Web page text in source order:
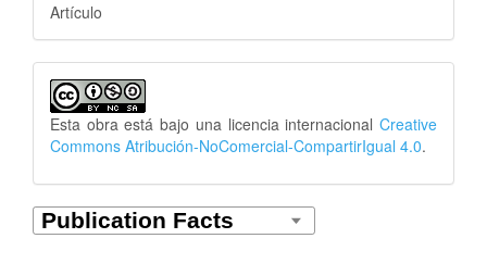
Artículo
Esta obra está bajo una licencia internacional Creative
Commons Atribución-NoComercial-CompartirIgual 4.0.